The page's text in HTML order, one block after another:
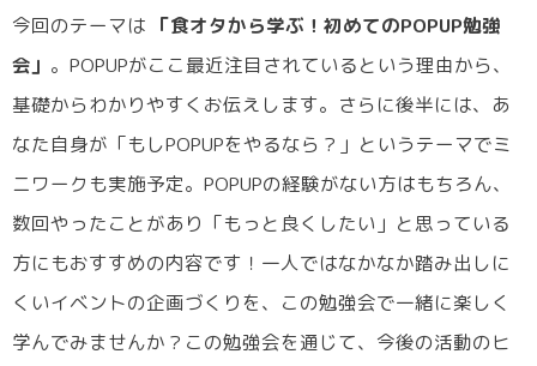
今回のテーマは 「食オタから学ぶ！初めてのPOPUP勉強
会」 。POPUPがここ最近注目されているという理由から、
基礎からわかりやすくお伝えします。さらに後半には、あ
なた自身が「もしPOPUPをやるなら？」というテーマでミ
ニワークも実施予定。POPUPの経験がない方はもちろん、
数回やったことがあり「もっと良くしたい」と思っている
方にもおすすめの内容です！一人ではなかなか踏み出しに
くいイベントの企画づくりを、この勉強会で一緒に楽しく
学んでみませんか？この勉強会を通じて、今後の活動のヒ